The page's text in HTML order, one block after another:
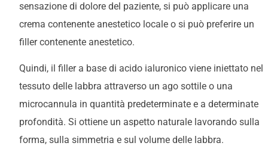
sensazione di dolore del paziente, si può applicare una
crema contenente anestetico locale o si può preferire un
filler contenente anestetico.
Quindi, il filler a base di acido ialuronico viene iniettato nel
tessuto delle labbra attraverso un ago sottile o una
microcannula in quantità predeterminate e a determinate
profondità. Si ottiene un aspetto naturale lavorando sulla
forma, sulla simmetria e sul volume delle labbra.